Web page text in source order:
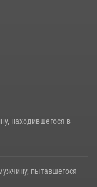
девушке,
находившегося в
пытавшегося